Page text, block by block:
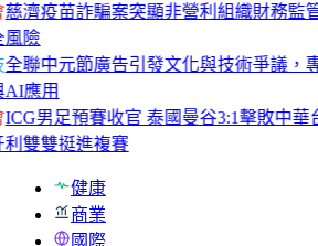
慈濟疫苗詐騙案突顯非營利組織財務監
風險
全聯中元節廣告引發文化與技術爭議，
AI應用
ICG男足預賽收官 泰國曼谷3:1擊敗中華
利雙雙挺進複賽
健康
商業
國際